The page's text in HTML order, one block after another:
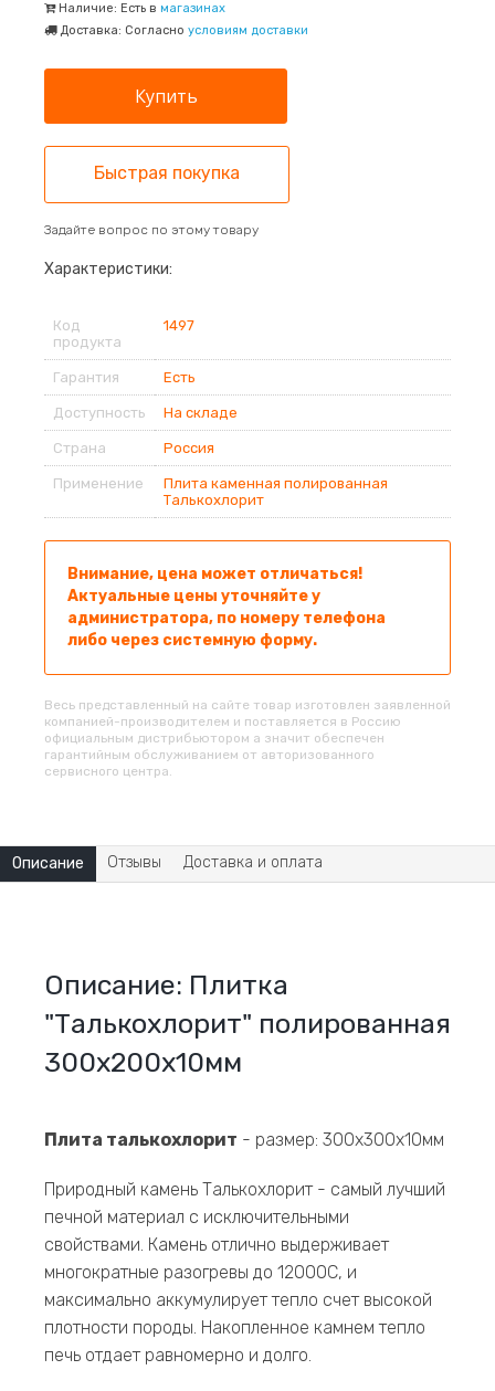
Наличие: Есть в магазинах
Доставка: Согласно условиям доставки
Быстрая покупка
Задайте вопрос по этому товару
Характеристики:
Код
продукта
1497
Гарантия Есть
Доступность На складе
Страна Россия
Применение
Плита каменная полированная
Талькохлорит
Внимание, цена может отличаться!
Актуальные цены уточняйте у
администратора, по номеру телефона
либо через системную форму.
Весь представленный на сайте товар изготовлен заявленной
компанией-производителем и поставляется в Россию
официальным дистрибьютором а значит обеспечен
гарантийным обслуживанием от авторизованного
сервисного центра.
Описание Отзывы Доставка и оплата
Описание: Плитка
"Талькохлорит" полированная
300х200х10мм
Плита талькохлорит - размер: 300х300х10мм
Природный камень Талькохлорит - самый лучший
печной материал с исключительными
свойствами. Камень отлично выдерживает
многократные разогревы до 12000С, и
максимально аккумулирует тепло счет высокой
плотности породы. Накопленное камнем тепло
печь отдает равномерно и долго.